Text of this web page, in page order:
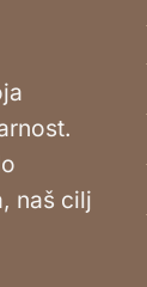
naš cilj